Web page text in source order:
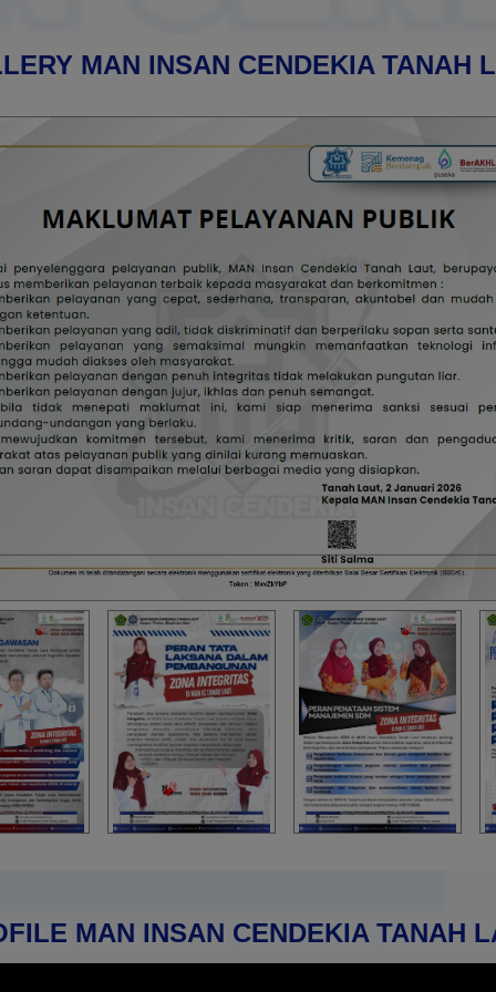
MAN INSAN CENDEKIA TANAH
MAN INSAN CENDEKIA TANAH